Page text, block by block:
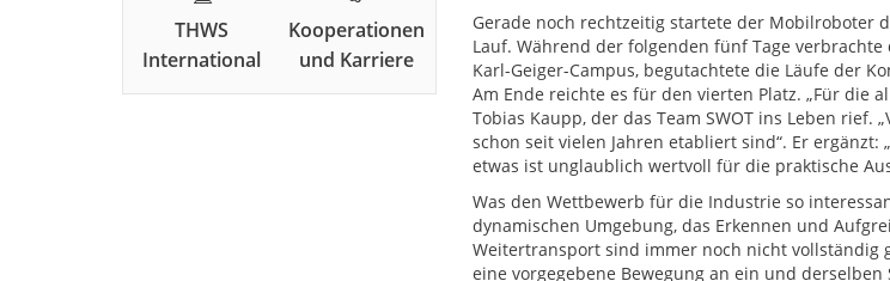
Gerade noch rechtzeitig startete der Mobilroboter
Lauf. Während der folgenden fünf Tage
Karl-Geiger-Campus, begutachtete die Läufe der
Am Ende reichte es für den vierten Platz. „Für die
Tobias Kaupp, der das Team SWOT ins Leben
schon seit vielen Jahren etabliert sind“. Er
etwas ist unglaublich wertvoll für die praktische
Was den Wettbewerb für die Industrie so
dynamischen Umgebung, das Erkennen und
Weitertransport sind immer noch nicht vollständig
eine vorgegebene Bewegung an ein und
THWS
International
Kooperationen
und Karriere